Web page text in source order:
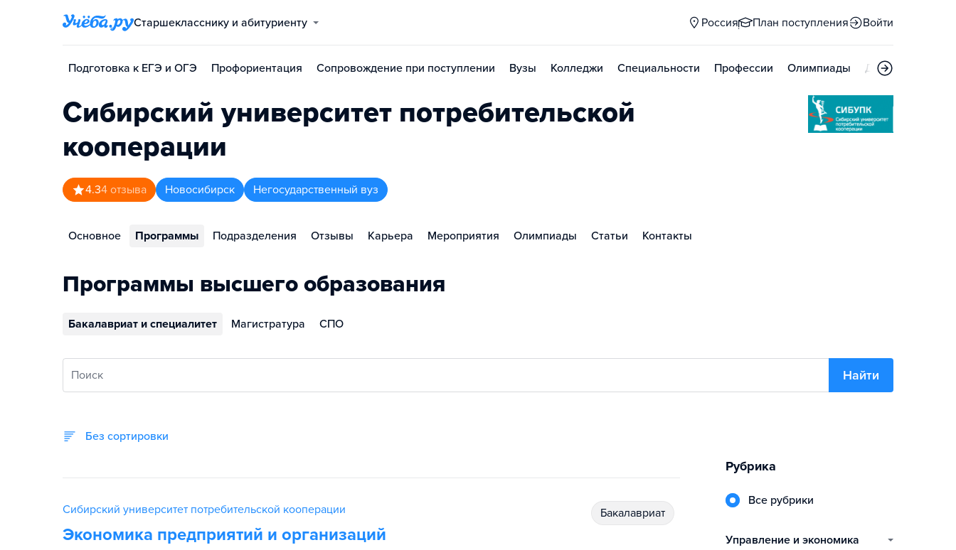
Старшекласснику и абитуриенту Россия План поступления Войти
Подготовка к ЕГЭ и ОГЭ Профориентация Сопровождение при поступлении Вузы Колледжи Специальности Профессии Олимпиады Дни открытых
Сибирский университет потребительской
кооперации
4.34 отзыва Новосибирск Негосударственный вуз
Основное Программы Подразделения Отзывы Карьера Мероприятия Олимпиады Статьи Контакты
Программы высшего образования
Бакалавриат и специалитет Магистратура СПО
Поиск Найти
Без сортировки
Сибирский университет потребительской кооперации
Экономика предприятий и организаций
бакалавриат
Рубрика
Все рубрики
управление и экономика